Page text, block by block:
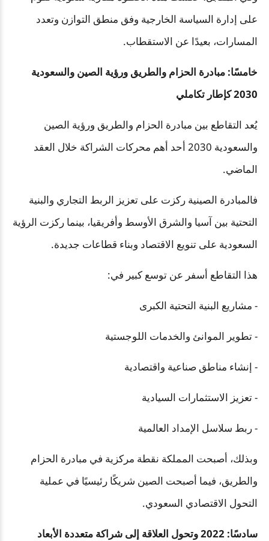
على إدارة السياسة الخارجية وفق منطق التوازن وتعدد
المسارات، بعيدًا عن الاستقطاب.
خامسًا: مبادرة الحزام والطريق ورؤية الصين والسعودية
2030 كإطار تكاملي
يُعد التقاطع بين مبادرة الحزام والطريق ورؤية الصين
والسعودية 2030 أحد أهم محركات الشراكة خلال العقد
الماضي.
فالمبادرة الصينية ركزت على تعزيز الربط التجاري والبنية
التحتية بين آسيا والشرق الأوسط وأفريقيا، بينما ركزت الرؤية
السعودية على تنويع الاقتصاد وبناء قطاعات جديدة.
هذا التقاطع أسفر عن توسع كبير في:
- مشاريع البنية التحتية الكبرى
- تطوير الموانئ والخدمات اللوجستية
- إنشاء مناطق صناعية واقتصادية
- تعزيز الاستثمارات السيادية
- ربط سلاسل الإمداد العالمية
وبذلك، أصبحت المملكة نقطة مركزية في مبادرة الحزام
والطريق، فيما أصبحت الصين شريكًا رئيسيًا في عملية
التحول الاقتصادي السعودي.
سادسًا: 2022 وتحول العلاقة إلى شراكة متعددة الأبعاد